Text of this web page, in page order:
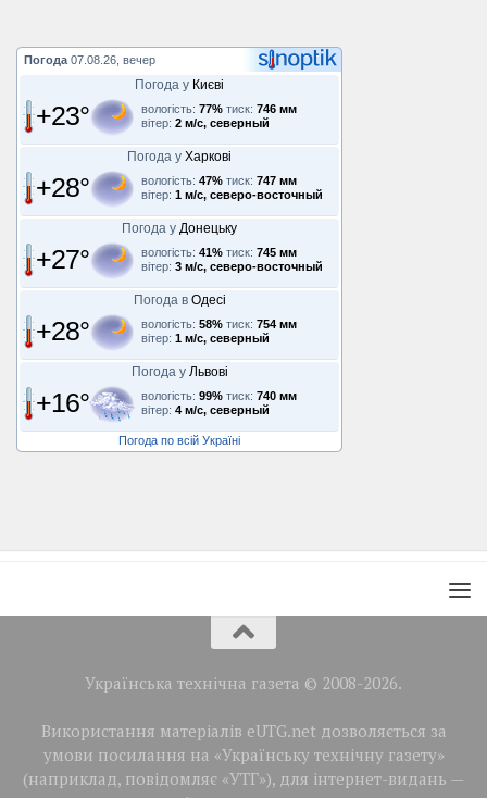
Погода 07.08.26, вечер
Погода у Києві
+23° вологість: 77% тиск: 746 мм
вітер: 2 м/с, северный
Погода у Харкові
+28° вологість: 47% тиск: 747 мм
вітер: 1 м/с, северо-восточный
Погода у Донецьку
+27° вологість: 41% тиск: 745 мм
вітер: 3 м/с, северо-восточный
Погода в Одесі
+28° вологість: 58% тиск: 754 мм
вітер: 1 м/с, северный
Погода у Львові
+16° вологість: 99% тиск: 740 мм
вітер: 4 м/с, северный
Погода по всій Україні
Українська технічна газета © 2008-2026.
Використання матеріалів eUTG.net дозволяється за
умови посилання на «Українську технічну газету»
(наприклад, повідомляє «УТГ»), для інтернет-видань —